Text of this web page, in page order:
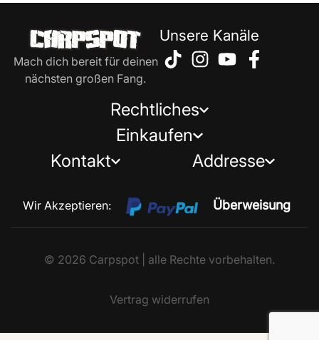
Mach dich bereit für deinen
nächsten großen Fang.
Unsere Kanäle
Rechtliches
Einkaufen
Kontakt
Addresse
Wir Akzeptieren: Überweisung
© 2026 Carpspot | alle Rechte vorbehalten.
Vertrag widerrufen